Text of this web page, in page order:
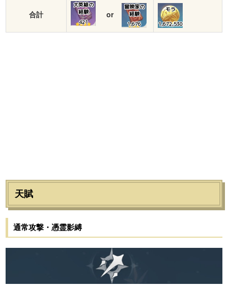
合計
大英雄の
経験
421
or
冒険家の
経験
1,676
モラ
1,672,530
天賦
通常攻撃・憑霊影縛